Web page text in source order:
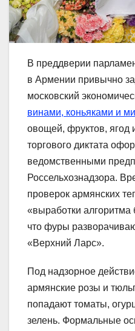
В преддверии
в Армении привычно
московский
винами, коньяками и
овощей, фруктов, ягод
торгового диктата
ведомственными
Россельхознадзора.
проверок армянских
«выработки алгоритма
что фуры
«Верхний Ларс».
Под надзорное
армянские розы и
попадают томаты,
зелень. Формальные